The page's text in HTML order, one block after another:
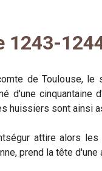
1243-
de Toulouse,
d'une
huissiers sont ainsi
attire alors
prend la tête